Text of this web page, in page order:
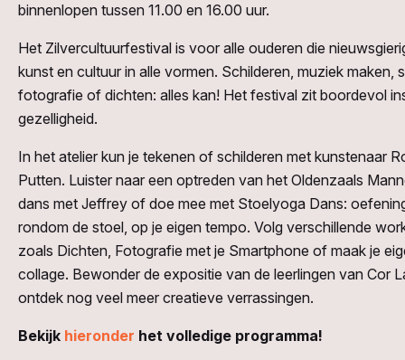
binnenlopen tussen 11.00 en 16.00 uur.
Het Zilvercultuurfestival is voor alle ouderen die
kunst en cultuur in alle vormen. Schilderen, muziek maken,
fotografie of dichten: alles kan! Het festival zit boordevol
gezelligheid.
In het atelier kun je tekenen of schilderen met kunstenaar
Putten. Luister naar een optreden van het Oldenzaals
dans met Jeffrey of doe mee met Stoelyoga Dans:
rondom de stoel, op je eigen tempo. Volg verschillende
zoals Dichten, Fotografie met je Smartphone of maak je
collage. Bewonder de expositie van de leerlingen van Cor
ontdek nog veel meer creatieve verrassingen.
Bekijk hieronder het volledige programma!